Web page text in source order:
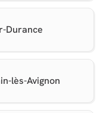
Durance
lès-Avignon